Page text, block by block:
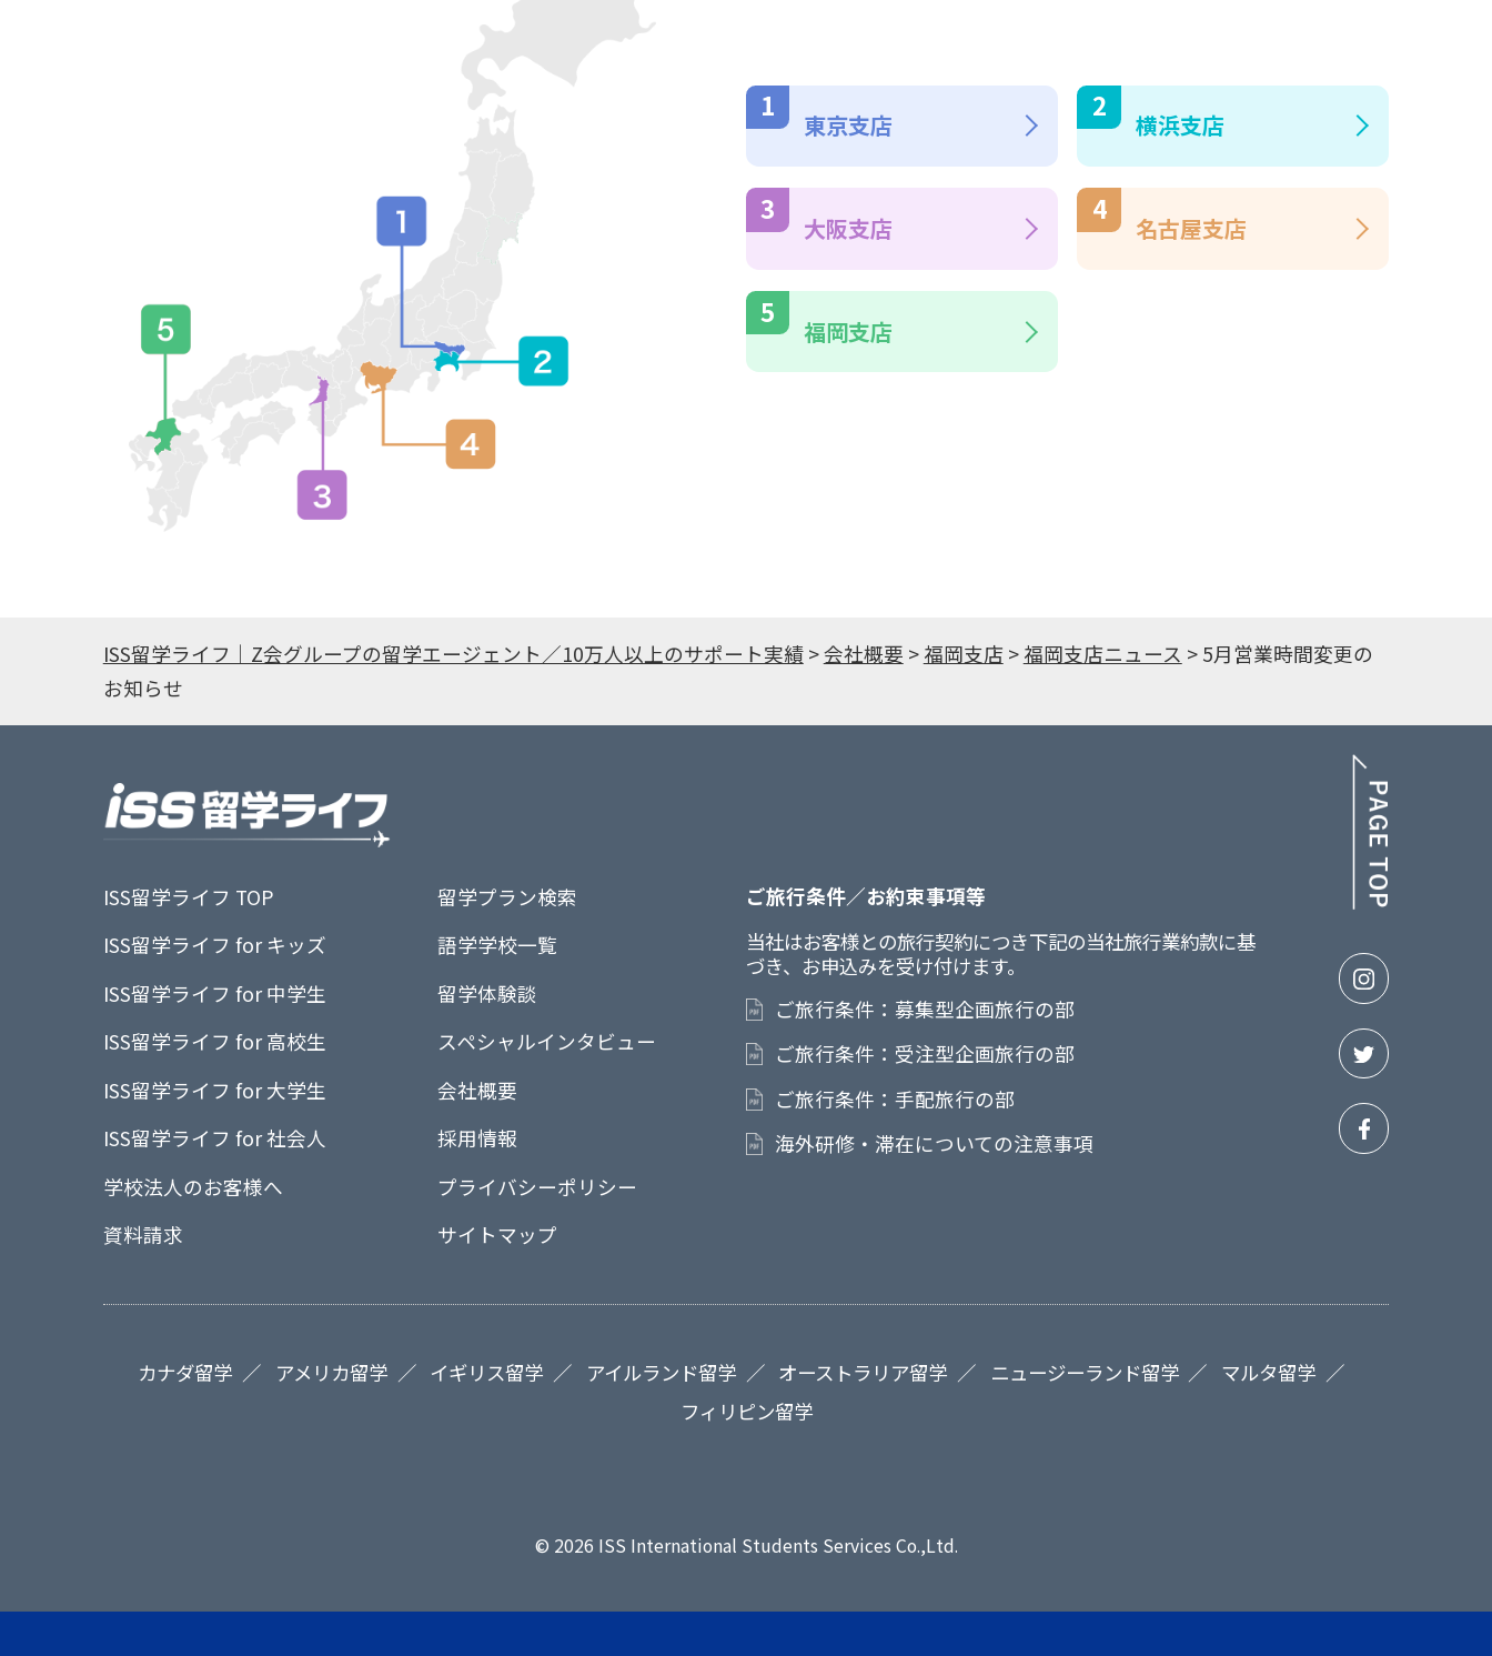
東京支店 横浜支店
大阪支店 名古屋支店
福岡支店
ISS留学ライフ｜Z会グループの留学エージェント／10万人以上のサポート実績>会社概要 > 福岡支店 > 福岡支店ニュース > 5月営業時間変更の
お知らせ
ISS留学ライフ TOP
ISS留学ライフ for キッズ
ISS留学ライフ for 中学生
ISS留学ライフ for 高校生
ISS留学ライフ for 大学生
ISS留学ライフ for 社会人
学校法人のお客様へ
資料請求
留学プラン検索
語学学校一覧
留学体験談
スペシャルインタビュー
会社概要
採用情報
プライバシーポリシー
サイトマップ
ご旅行条件／お約束事項等
当社はお客様との旅行契約につき下記の当社旅行業約款に基
づき、お申込みを受け付けます。
ご旅行条件：募集型企画旅行の部
ご旅行条件：受注型企画旅行の部
ご旅行条件：手配旅行の部
海外研修・滞在についての注意事項
カナダ留学 アメリカ留学 イギリス留学 アイルランド留学 オーストラリア留学 ニュージーランド留学
マルタ留学
フィリピン留学
© 2026 ISS International Students Services Co.,Ltd.